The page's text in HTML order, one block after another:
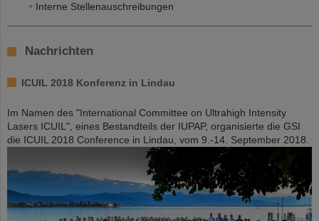
Interne Stellenauschreibungen
Nachrichten
ICUIL 2018 Konferenz in Lindau
Im Namen des "International Committee on Ultrahigh Intensity
Lasers ICUIL", eines Bestandteils der IUPAP, organisierte die GSI
die ICUIL 2018 Conference in Lindau, vom 9.-14. September 2018.